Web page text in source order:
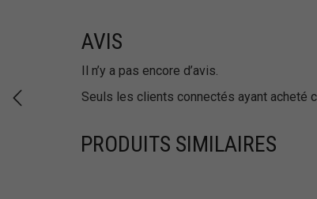
AVIS
Il n’y a pas encore d’avis.
Seuls les clients connectés ayant acheté
PRODUITS SIMILAIRES